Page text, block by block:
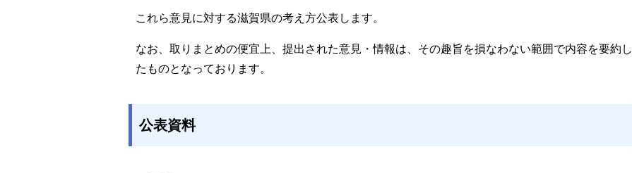
これら意見に対する滋賀県の考え方公表します。
なお、取りまとめの便宜上、提出された意見・情報は、その趣旨を損なわない範囲で内容を要約し
たものとなっております。
公表資料